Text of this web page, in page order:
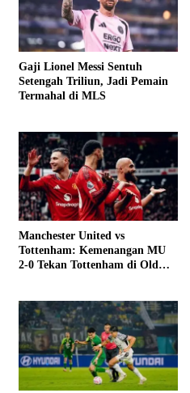
Gaji Lionel Messi Sentuh
Setengah Triliun, Jadi Pemain
Termahal di MLS
Manchester United vs
Tottenham: Kemenangan MU
2-0 Tekan Tottenham di Old